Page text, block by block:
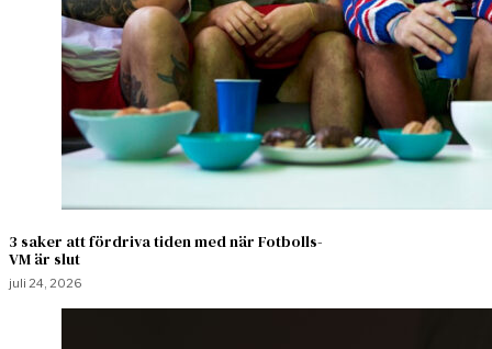
3 saker att fördriva tiden med när Fotbolls-
VM är slut
juli 24, 2026